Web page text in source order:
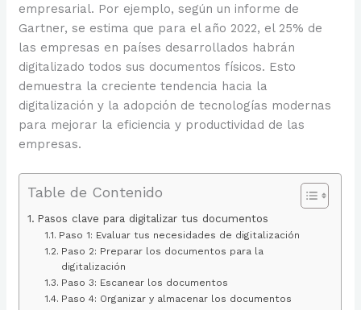
empresarial. Por ejemplo, según un informe de
Gartner, se estima que para el año 2022, el 25% de
las empresas en países desarrollados habrán
digitalizado todos sus documentos físicos. Esto
demuestra la creciente tendencia hacia la
digitalización y la adopción de tecnologías modernas
para mejorar la eficiencia y productividad de las
empresas.
Table de Contenido
Pasos clave para digitalizar tus documentos
Paso 1: Evaluar tus necesidades de digitalización
Paso 2: Preparar los documentos para la
digitalización
Paso 3: Escanear los documentos
Paso 4: Organizar y almacenar los documentos